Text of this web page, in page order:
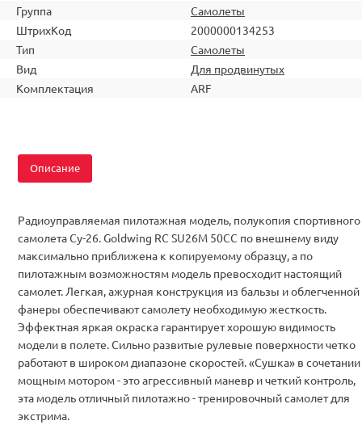
Группа
Самолеты
ШтрихКод
2000000134253
Тип
Самолеты
Вид
Для продвинутых
Комплектация
ARF
Описание
Радиоуправляемая пилотажная модель, полукопия спортивного
самолета Су-26. Goldwing RC SU26M 50CC по внешнему виду
максимально приближена к копируемому образцу, а по
пилотажным возможностям модель превосходит настоящий
самолет. Легкая, ажурная конструкция из бальзы и облегченной
фанеры обеспечивают самолету необходимую жесткость.
Эффектная яркая окраска гарантирует хорошую видимость
модели в полете. Сильно развитые рулевые поверхности четко
работают в широком диапазоне скоростей. «Сушка» в сочетании
мощным мотором - это агрессивный маневр и четкий контроль,
эта модель отличный пилотажно - тренировочный самолет для
экстрима.